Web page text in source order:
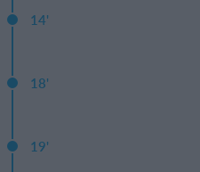
14'
18'
19'